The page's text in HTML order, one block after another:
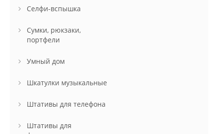
Селфи-вспышка
Сумки, рюкзаки,
портфели
Умный дом
Шкатулки музыкальные
Штативы для телефона
Штативы для